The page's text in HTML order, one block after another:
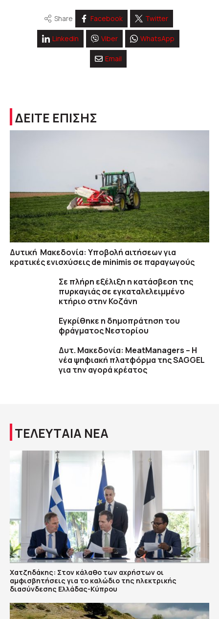
Share Facebook Twitter
Linkedin Viber WhatsApp
Email
ΔΕΙΤΕ ΕΠΙΣΗΣ
Δυτική Μακεδονία: Υποβολή αιτήσεων για
κρατικές ενισχύσεις de minimis σε παραγωγούς
Σε πλήρη εξέλιξη η κατάσβεση της
πυρκαγιάς σε εγκαταλελειμμένο
κτήριο στην Κοζάνη
Εγκρίθηκε η δημοπράτηση του
φράγματος Νεστορίου
Δυτ. Μακεδονία: MeatManagers – H
νέα ψηφιακή πλατφόρμα της SAGGEL
για την αγορά κρέατος
ΤΕΛΕΥΤΑΙΑ ΝΕΑ
Χατζηδάκης: Στον κάλαθο των αχρήστων οι
αμφισβητήσεις για το καλώδιο της ηλεκτρικής
διασύνδεσης Ελλάδας-Κύπρου